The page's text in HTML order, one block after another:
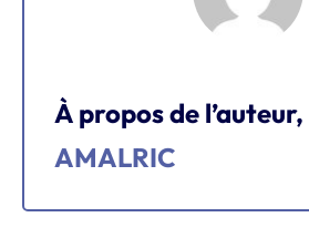
À propos de l’auteur,
AMALRIC